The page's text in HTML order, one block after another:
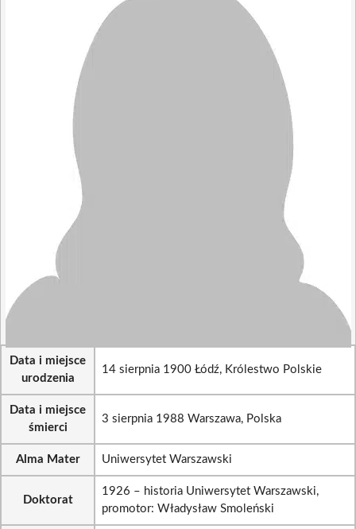
Data i miejsce
urodzenia
14 sierpnia 1900 Łódź, Królestwo Polskie
Data i miejsce
śmierci
3 sierpnia 1988 Warszawa, Polska
Alma Mater Uniwersytet Warszawski
Doktorat
1926 – historia Uniwersytet Warszawski,
promotor: Władysław Smoleński